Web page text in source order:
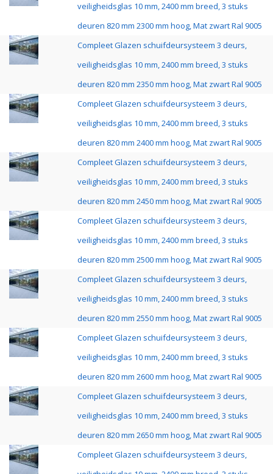
veiligheidsglas 10 mm, 2400 mm breed, 3 stuks
deuren 820 mm 2300 mm hoog, Mat zwart Ral 9005
Compleet Glazen schuifdeursysteem 3 deurs,
veiligheidsglas 10 mm, 2400 mm breed, 3 stuks
deuren 820 mm 2350 mm hoog, Mat zwart Ral 9005
Compleet Glazen schuifdeursysteem 3 deurs,
veiligheidsglas 10 mm, 2400 mm breed, 3 stuks
deuren 820 mm 2400 mm hoog, Mat zwart Ral 9005
Compleet Glazen schuifdeursysteem 3 deurs,
veiligheidsglas 10 mm, 2400 mm breed, 3 stuks
deuren 820 mm 2450 mm hoog, Mat zwart Ral 9005
Compleet Glazen schuifdeursysteem 3 deurs,
veiligheidsglas 10 mm, 2400 mm breed, 3 stuks
deuren 820 mm 2500 mm hoog, Mat zwart Ral 9005
Compleet Glazen schuifdeursysteem 3 deurs,
veiligheidsglas 10 mm, 2400 mm breed, 3 stuks
deuren 820 mm 2550 mm hoog, Mat zwart Ral 9005
Compleet Glazen schuifdeursysteem 3 deurs,
veiligheidsglas 10 mm, 2400 mm breed, 3 stuks
deuren 820 mm 2600 mm hoog, Mat zwart Ral 9005
Compleet Glazen schuifdeursysteem 3 deurs,
veiligheidsglas 10 mm, 2400 mm breed, 3 stuks
deuren 820 mm 2650 mm hoog, Mat zwart Ral 9005
Compleet Glazen schuifdeursysteem 3 deurs,